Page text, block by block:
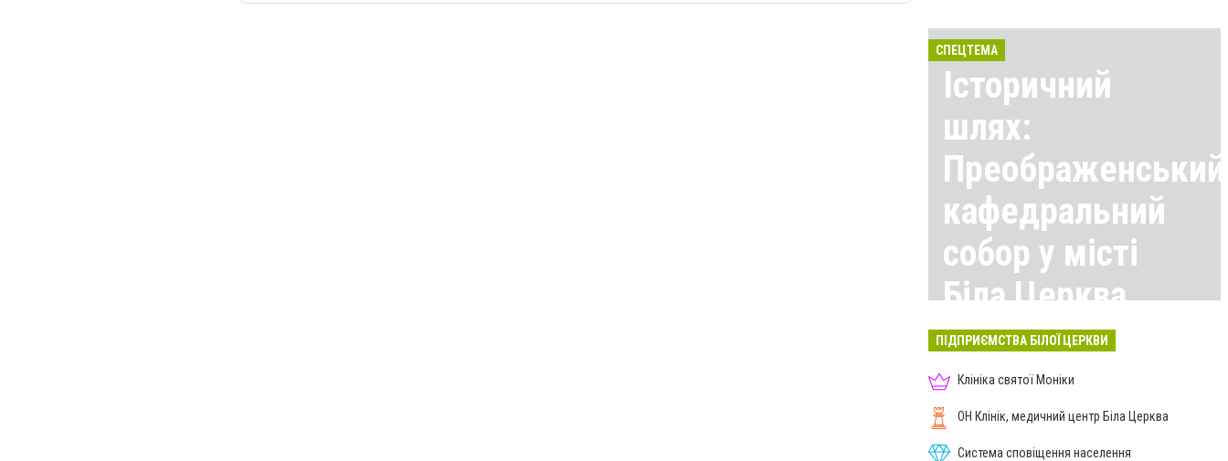
СПЕЦТЕМА
Історичний
шлях:
Преображенський
кафедральний
собор у місті
Біла Церква
Всі матеріали тут
ПІДПРИЄМСТВА БІЛОЇ ЦЕРКВИ
Клініка святої Моніки
ОН Клінік, медичний центр Біла Церква
Система сповіщення населення